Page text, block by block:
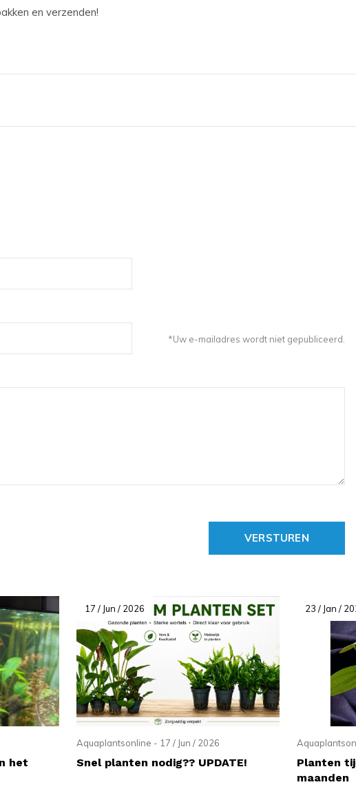
en verzenden!
*Uw e-mailadres wordt niet gepubliceerd.
VERSTUREN
het
17 / Jun / 2026
Aquaplantsonline - 17 / Jun / 2026
Snel planten nodig?? UPDATE!
23 / Jan /
Planten
maanden